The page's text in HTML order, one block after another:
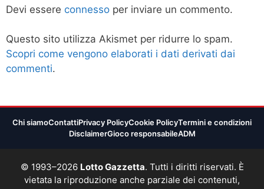
Devi essere connesso per inviare un commento.
Questo sito utilizza Akismet per ridurre lo spam.
Scopri come vengono elaborati i dati derivati dai
commenti.
Chi siamoContattiPrivacy PolicyCookie PolicyTermini e condizioni
DisclaimerGioco responsabileADM
© 1993–2026 Lotto Gazzetta. Tutti i diritti riservati. È
vietata la riproduzione anche parziale dei contenuti,